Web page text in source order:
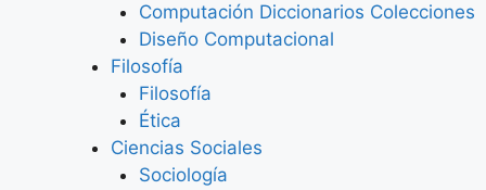
Computación Diccionarios Colecciones
Diseño Computacional
Filosofía
Filosofía
Ética
Ciencias Sociales
Sociología